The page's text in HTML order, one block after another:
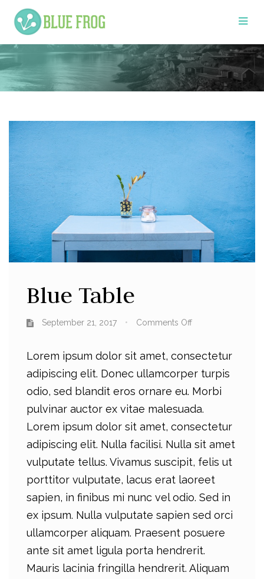
Blue Table
September 21, 2017 Comments Off
Lorem ipsum dolor sit amet, consectetur
adipiscing elit. Donec ullamcorper turpis
odio, sed blandit eros ornare eu. Morbi
pulvinar auctor ex vitae malesuada.
Lorem ipsum dolor sit amet, consectetur
adipiscing elit. Nulla facilisi. Nulla sit amet
vulputate tellus. Vivamus suscipit, felis ut
porttitor vulputate, lacus erat laoreet
sapien, in finibus mi nunc vel odio. Sed in
ex ipsum. Nulla vulputate sapien sed orci
ullamcorper aliquam. Praesent posuere
ante sit amet ligula porta hendrerit.
Mauris lacinia fringilla hendrerit. Aliquam